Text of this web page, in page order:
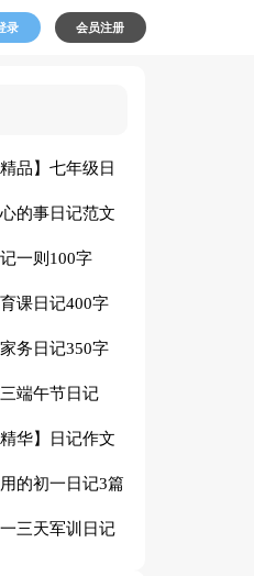
录 会员注册
精品】七年级日
的事日记范文
五篇
一则100字
课日记400字
务日记350字
用4篇）
端午节日记
精华】日记作文
锦集五篇
的初一日记3篇
三天军训日记